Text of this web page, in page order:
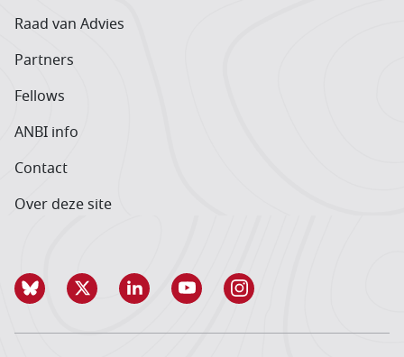
Raad van Advies
Partners
Fellows
ANBI info
Contact
Over deze site